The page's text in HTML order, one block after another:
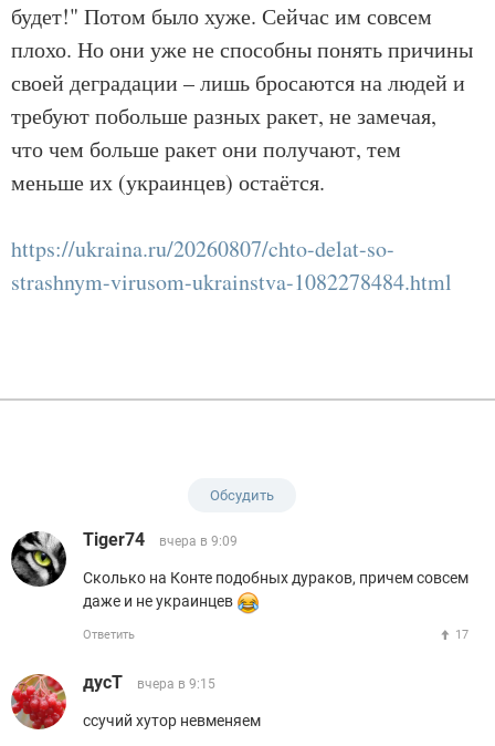
будет!" Потом было хуже. Сейчас им совсем
плохо. Но они уже не способны понять причины
своей деградации – лишь бросаются на людей и
требуют побольше разных ракет, не замечая,
что чем больше ракет они получают, тем
меньше их (украинцев) остаётся.
https://ukraina.ru/20260807/chto-delat-so-
strashnym-virusom-ukrainstva-1082278484.html
Обсудить
Tiger74 вчера в 9:09
Сколько на Конте подобных дураков, причем совсем
даже и не украинцев
Ответить 17
дусТ вчера в 9:15
ссучий хутор невменяем